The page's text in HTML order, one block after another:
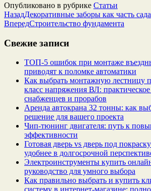
Опубликовано в рубрике Статьи
НазадДекоративные заборы как часть сада
ВпередСтроительство фундамента
Свежие записи
ТОП-5 ошибок при монтаже
приводят к поломке автоматики
Как выбрать монтажную лестницу
класс напряжения ВЛ:
снабженцев и прорабов
Аренда автокрана 32 тонны: как
решение для вашего проекта
Чип‑тюнинг двигателя: путь к
эффективности
Готовая дверь vs дверь под
удобнее в долгосрочной
Электроинструменты купить
руководство для умного выбора
Как правильно выбрать и купить